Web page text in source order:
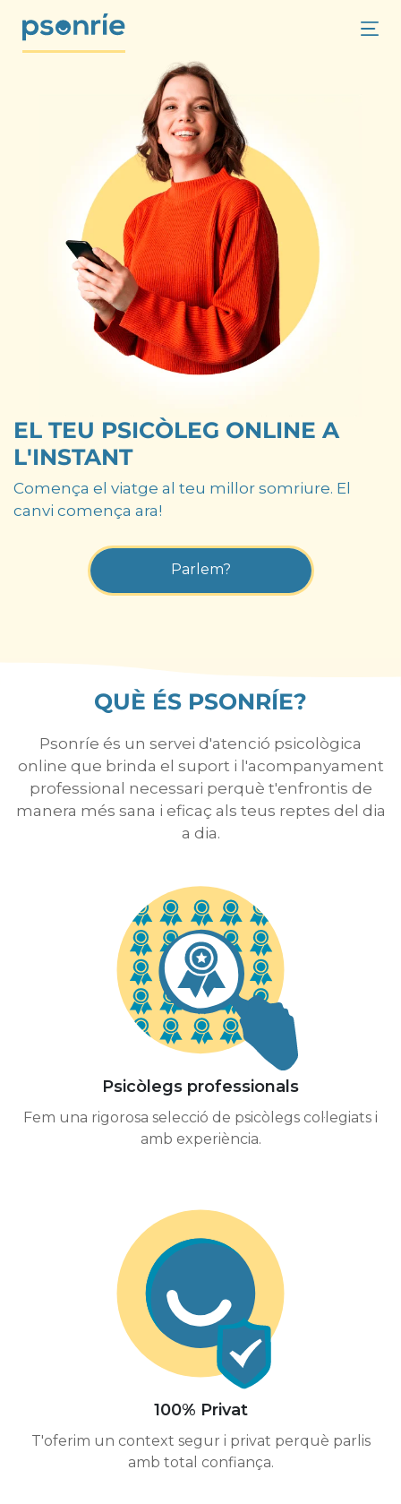
EL TEU PSICÒLEG ONLINE A
L'INSTANT
Comença el viatge al teu millor somriure. El
canvi comença ara!
Parlem?
QUÈ ÉS PSONRÍE?
Psonríe és un servei d'atenció psicològica
online que brinda el suport i l'acompanyament
professional necessari perquè t'enfrontis de
manera més sana i eficaç als teus reptes del dia
a dia.
Psicòlegs professionals
Fem una rigorosa selecció de psicòlegs col·legiats i
amb experiència.
100% Privat
T'oferim un context segur i privat perquè parlis
amb total confiança.